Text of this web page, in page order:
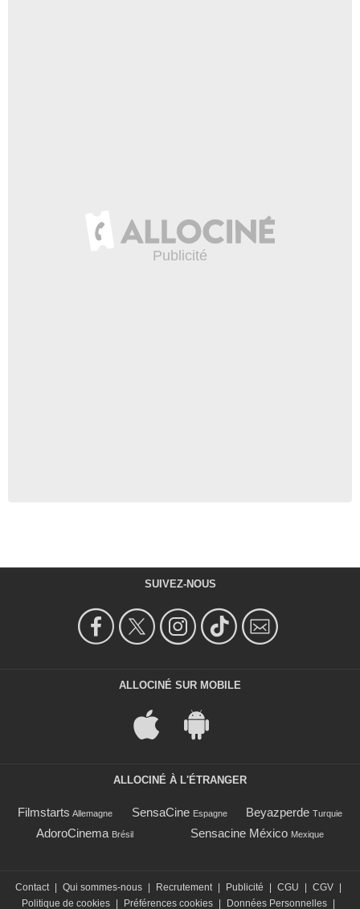
SUIVEZ-NOUS
ALLOCINÉ SUR MOBILE
ALLOCINÉ À L'ÉTRANGER
Filmstarts Allemagne SensaCine Espagne Beyazperde Turquie
AdoroCinema Brésil Sensacine México Mexique
Contact Qui sommes-nous Recrutement Publicité CGU CGV
Politique de cookies
Préférences cookies Données Personnelles